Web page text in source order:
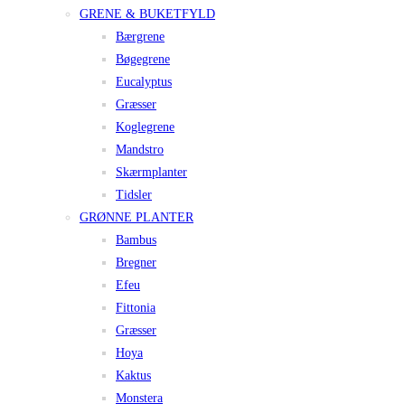
GRENE & BUKETFYLD
Bærgrene
Bøgegrene
Eucalyptus
Græsser
Koglegrene
Mandstro
Skærmplanter
Tidsler
GRØNNE PLANTER
Bambus
Bregner
Efeu
Fittonia
Græsser
Hoya
Kaktus
Monstera